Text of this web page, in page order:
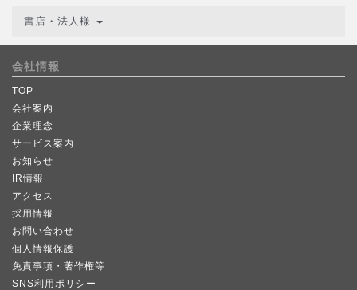
書店・法人様
会社情報
TOP
会社案内
企業理念
サービス案内
お知らせ
IR情報
アクセス
採用情報
お問い合わせ
個人情報保護
免責事項・著作権等
SNS利用ポリシー